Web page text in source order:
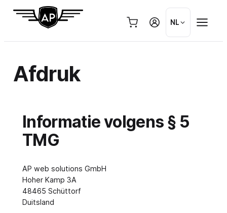
inhoud
NL
Afdruk
Informatie volgens § 5
TMG
AP web solutions GmbH
Hoher Kamp 3A
48465 Schüttorf
Duitsland